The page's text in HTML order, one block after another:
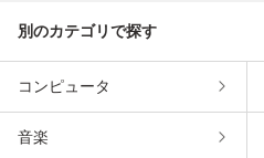
別のカテゴリで探す
コンピュータ
音楽